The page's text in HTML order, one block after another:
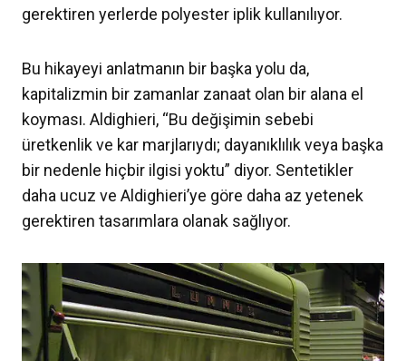
gerektiren yerlerde polyester iplik kullanılıyor.
Bu hikayeyi anlatmanın bir başka yolu da,
kapitalizmin bir zamanlar zanaat olan bir alana el
koyması. Aldighieri, “Bu değişimin sebebi
üretkenlik ve kar marjlarıydı; dayanıklılık veya başka
bir nedenle hiçbir ilgisi yoktu” diyor. Sentetikler
daha ucuz ve Aldighieri’ye göre daha az yetenek
gerektiren tasarımlara olanak sağlıyor.